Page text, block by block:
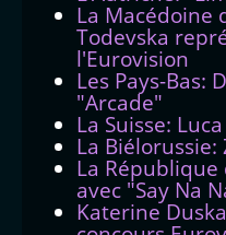
La Macédoine
Todevska
l'Eurovision
Les Pays-Bas:
"Arcade"
La Suisse:
La
La
avec "Say Na
Katerine